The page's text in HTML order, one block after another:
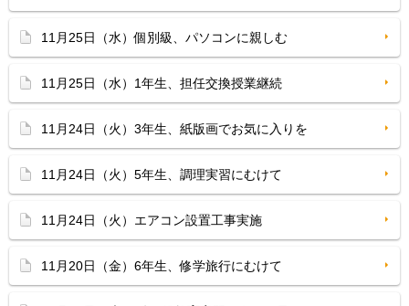
11月25日（水）個別級、パソコンに親しむ
11月25日（水）1年生、担任交換授業継続
11月24日（火）3年生、紙版画でお気に入りを
11月24日（火）5年生、調理実習にむけて
11月24日（火）エアコン設置工事実施
11月20日（金）6年生、修学旅行にむけて